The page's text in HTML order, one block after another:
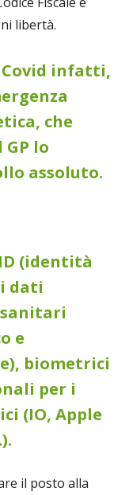
libertà.
infatti,
che
lo
assoluto.
(identità
dati
e
biometrici
per i
(IO, Apple
il posto alla